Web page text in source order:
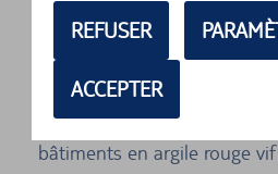
REFUSER
ACCEPTER
Des marchés en
à couper le souffle :
l’ambiance orientale. La «
bâtiments en argile rouge